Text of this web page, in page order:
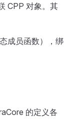
CPP 对象。其
成员函数），绑
的定义各